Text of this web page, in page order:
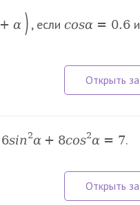
+ α ) , если cosα = 0.6и
6sin 2α + 8cos2α = 7.